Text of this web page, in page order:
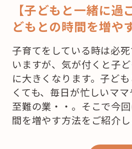
【子どもと一緒に過
どもとの時間を増や
子育てをしている時は必
いますが、気が付くと子
に大きくなります。子ど
くても、毎日が忙しいマ
至難の業・・。そこで今
間を増やす方法をご紹介し